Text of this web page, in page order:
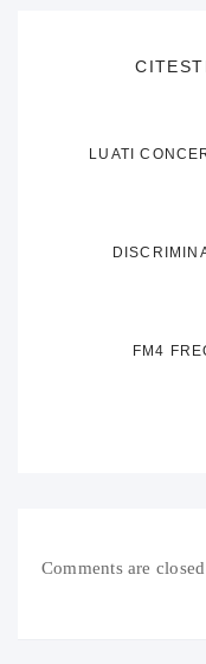
LUATI
FM4
Comments are